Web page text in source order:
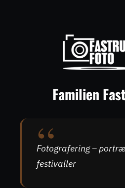
Familien
Fotografering –
festivaller